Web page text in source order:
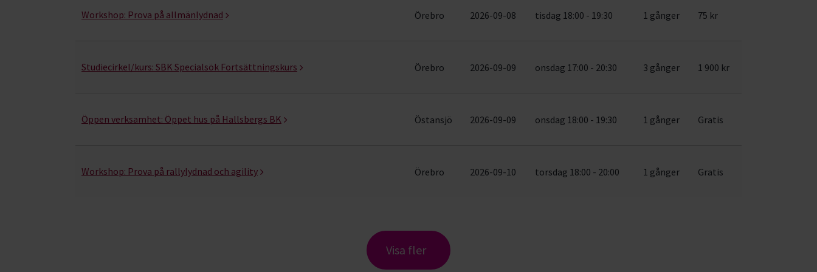
Workshop: Prova på allmänlydnad Örebro 2026-09-08 tisdag 18:00 - 19:30 1 gånger 75 kr
Studiecirkel/kurs: SBK Specialsök Fortsättningskurs Örebro 2026-09-09 onsdag 17:00 - 20:30 3 gånger 1 900 kr
Öppen verksamhet: Öppet hus på Hallsbergs BK Östansjö 2026-09-09 onsdag 18:00 - 19:30 1 gånger Gratis
Workshop: Prova på rallylydnad och agility Örebro 2026-09-10 torsdag 18:00 - 20:00 1 gånger Gratis
Visa fler